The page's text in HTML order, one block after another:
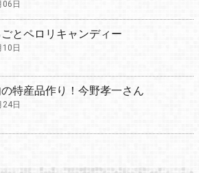
06日
とペロリキャンディー
日
特産品作り！今野孝一さん
日